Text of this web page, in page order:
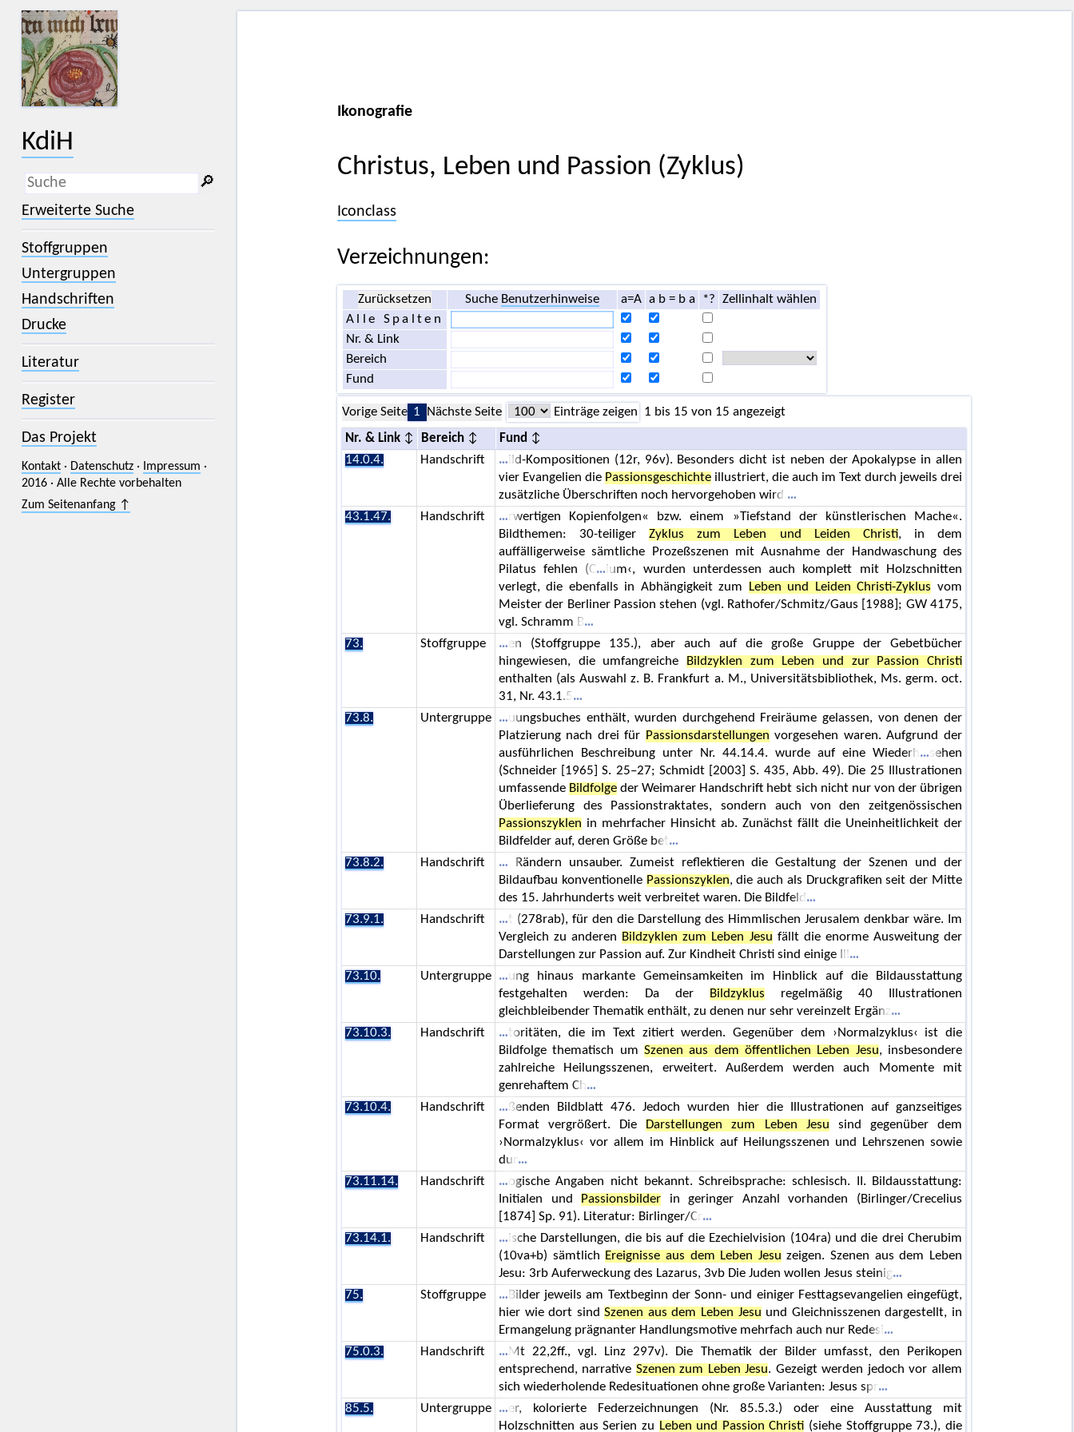
KdiH
_
(der Unterstrich) ist Platzhalter für
genau ein Zeichen.
% (das Prozentzeichen) ist Platzhalter
für kein, ein oder mehr als ein
🔎︎
Erweiterte Suche
Stoffgruppen
Untergruppen
Handschriften
Drucke
Literatur
Register
Das Projekt
Kontakt· Datenschutz· Impressum ·
2016 · Alle Rechte vorbehalten
Zum Seitenanfang ↑
Ikonografie
Christus, Leben und Passion (Zyklus)
Iconclass
Verzeichnungen:
Zurücksetzen Suche Benutzerhinweise a=A a b = b a *?
Zellinhalt wählen
Alle Spalten
Nr. & Link
Bereich
Fund
Vorige Seite 1 Nächste Seite Einträge zeigen 1 bis 15 von 15 angezeigt
Nr. & Link Bereich
Fund
14.0.4.
Handschrift
ild-Kompositionen (12r, 96v). Besonders dicht ist neben der Apokalypse in allen
vier Evangelien die Passionsgeschichteillustriert, die auch im Text durch jeweils drei
zusätzliche Überschriften noch hervorgehoben wird
43.1.47.
Handschrift
rwertigen Kopienfolgen« bzw. einem »Tiefstand der künstlerischen Mache«.
Bildthemen: 30-teiligerZyklus zum Leben und Leiden Christi, in dem
auffälligerweise sämtliche Prozeßszenen mit Ausnahme der Handwaschung des
Pilatus fehlen (C
ium‹, wurden unterdessen auch komplett mit Holzschnitten
verlegt, die ebenfalls in Abhängigkeit zum
Leben und Leiden Christi-Zyklus vom
Meister der Berliner Passion stehen (vgl. Rathofer/Schmitz/Gaus [1988]; GW 4175,
vgl. Schramm B
73.
Stoffgruppe
en (Stoffgruppe 135.), aber auch auf die große Gruppe der Gebetbücher
hingewiesen, die umfangreiche
Bildzyklen zum Leben und zur Passion Christi
enthalten (als Auswahl z. B. Frankfurt a. M., Universitätsbibliothek, Ms. germ. oct.
31, Nr. 43.1.5
73.8.
Untergruppe
uungsbuches enthält, wurden durchgehend Freiräume gelassen, von denen der
Platzierung nach drei für Passionsdarstellungen vorgesehen waren. Aufgrund der
ausführlichen Beschreibung unter Nr. 44.14.4. wurde auf eine Wiederh
sehen
(Schneider [1965] S. 25–27; Schmidt [2003] S. 435, Abb. 49). Die 25 Illustrationen
umfassende Bildfolge der Weimarer Handschrift hebt sich nicht nur von der übrigen
Überlieferung des Passionstraktates, sondern auch von den zeitgenössischen
Passionszyklen in mehrfacher Hinsicht ab. Zunächst fällt die Uneinheitlichkeit der
Bildfelder auf, deren Größe bet
73.8.2.
Handschrift
Rändern unsauber. Zumeist reflektieren die Gestaltung der Szenen und der
Bildaufbau konventionelle Passionszyklen, die auch als Druckgrafiken seit der Mitte
des 15. Jahrhunderts weit verbreitet waren. Die Bildfeld
73.9.1.
Handschrift
t (278rab), für den die Darstellung des Himmlischen Jerusalem denkbar wäre. Im
Vergleich zu anderen Bildzyklen zum Leben Jesu fällt die enorme Ausweitung der
Darstellungen zur Passion auf. Zur Kindheit Christi sind einige Ill
73.10.
Untergruppe
ung hinaus markante Gemeinsamkeiten im Hinblick auf die Bildausstattung
festgehalten werden: Da der
Bildzyklus regelmäßig 40 Illustrationen
gleichbleibender Thematik enthält, zu denen nur sehr vereinzelt Ergänz
73.10.3.
Handschrift
toritäten, die im Text zitiert werden. Gegenüber dem ›Normalzyklus‹ ist die
Bildfolge thematisch um Szenen aus dem öffentlichen Leben Jesu, insbesondere
zahlreiche Heilungsszenen, erweitert. Außerdem werden auch Momente mit
genrehaftem Ch
73.10.4.
Handschrift
ßenden Bildblatt 476. Jedoch wurden hier die Illustrationen auf ganzseitiges
Format vergrößert. Die
Darstellungen zum Leben Jesu sind gegenüber dem
›Normalzyklus‹ vor allem im Hinblick auf Heilungsszenen und Lehrszenen sowie
dur
73.11.14.
Handschrift
ogische Angaben nicht bekannt. Schreibsprache: schlesisch. II. Bildausstattung:
Initialen und
Passionsbilder in geringer Anzahl vorhanden (Birlinger/Crecelius
[1874] Sp. 91). Literatur: Birlinger/Cr
73.14.1.
Handschrift
ische Darstellungen, die bis auf die Ezechielvision (104ra) und die drei Cherubim
(10va+b) sämtlich Ereignisse aus dem Leben Jesu zeigen. Szenen aus dem Leben
Jesu: 3rb Auferweckung des Lazarus, 3vb Die Juden wollen Jesus steinig
75.
Stoffgruppe
Bilder jeweils am Textbeginn der Sonn- und einiger Festtagsevangelien eingefügt,
hier wie dort sindSzenen aus dem Leben Jesu und Gleichnisszenen dargestellt, in
Ermangelung prägnanter Handlungsmotive mehrfach auch nur Redesi
75.0.3.
Handschrift
Mt 22,2ff., vgl. Linz 297v). Die Thematik der Bilder umfasst, den Perikopen
entsprechend, narrative Szenen zum Leben Jesu. Gezeigt werden jedoch vor allem
sich wiederholende Redesituationen ohne große Varianten: Jesus spr
85.5.
Untergruppe
er, kolorierte Federzeichnungen (Nr. 85.5.3.) oder eine Ausstattung mit
Holzschnitten aus Serien zu Leben und Passion Christi (siehe Stoffgruppe 73.), die